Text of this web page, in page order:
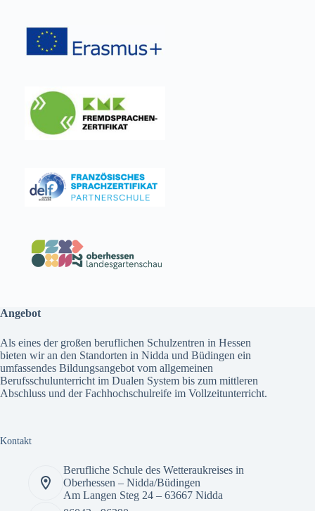
Angebot
Als eines der großen beruflichen Schulzentren in Hessen
bieten wir an den Standorten in Nidda und Büdingen ein
umfassendes Bildungsangebot vom allgemeinen
Berufsschulunterricht im Dualen System bis zum mittleren
Abschluss und der Fachhochschulreife im Vollzeitunterricht.
Kontakt
Berufliche Schule des Wetteraukreises in
Oberhessen – Nidda/Büdingen
Am Langen Steg 24 – 63667 Nidda